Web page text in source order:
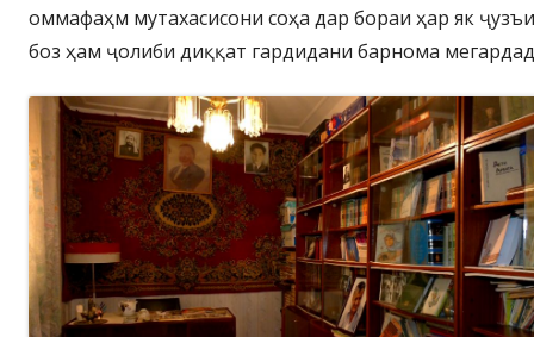
оммафаҳм мутахасисони соҳа дар бораи ҳар як
боз ҳам ҷолиби диққат гардидани барнома